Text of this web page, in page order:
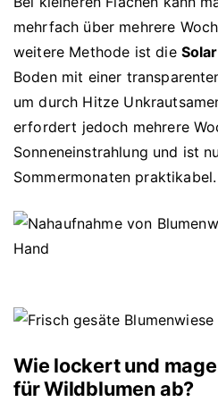
mehrfach über mehrere
weitere Methode ist die
Boden mit einer
um durch Hitze
erfordert jedoch mehrere
Sonneneinstrahlung und ist
Sommermonaten praktikabel.
Wie lockert und
für Wildblumen ab?